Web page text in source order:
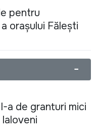
pentru
orașului Fălești
−
a de granturi mici